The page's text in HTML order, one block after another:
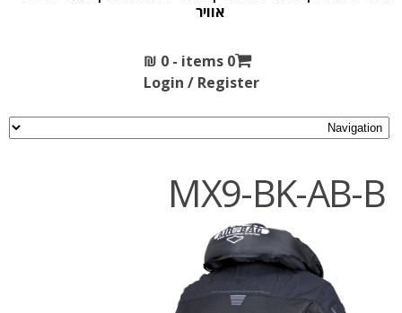
אוויר
0 items -
₪ 0
Login / Register
MX9-BK-AB-B